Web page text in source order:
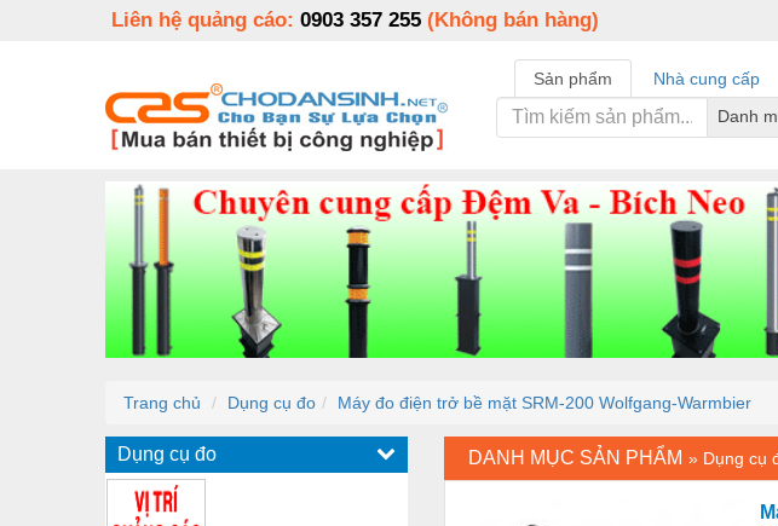
Liên hệ quảng cáo: 0903 357 255 (Không bán hàng)
Sản phẩm Nhà cung cấp
Danh
Trang chủ Dụng cụ đo Máy đo điện trở bề mặt SRM-200 Wolfgang-Warmbier
Dụng cụ đo DANH MỤC SẢN PHẨM » Dụng cụ